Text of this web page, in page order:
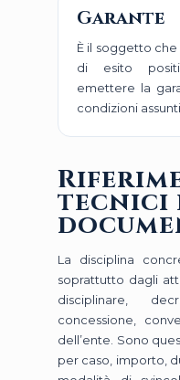
Garante
È il soggetto che
di esito
emettere la
condizioni
tecnici
La disciplina
soprattutto dagli
disciplinare,
concessione,
dell’ente. Sono
per caso, importo,